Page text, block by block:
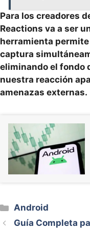
Para los creadores
Reactions va a ser
herramienta
captura
eliminando el fondo
nuestra reacción
amenazas externas.
Categorías
Android
Guía Completa